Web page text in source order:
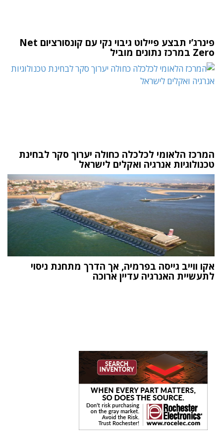
פינרג’י תבצע פיילוט גיבוי נקי עם קונסורציום Net
Zero במרכז נתונים מוביל
המרכז הלאומי לכלכלה כחולה יערוך סקר לבחינת
טכנולוגיות אנרגיה ואקלים לישראל
אקו ווייב גייסה בפרמיה, אך הדרך מתחנת ניסוי
לתעשיית האנרגיה עדיין ארוכה